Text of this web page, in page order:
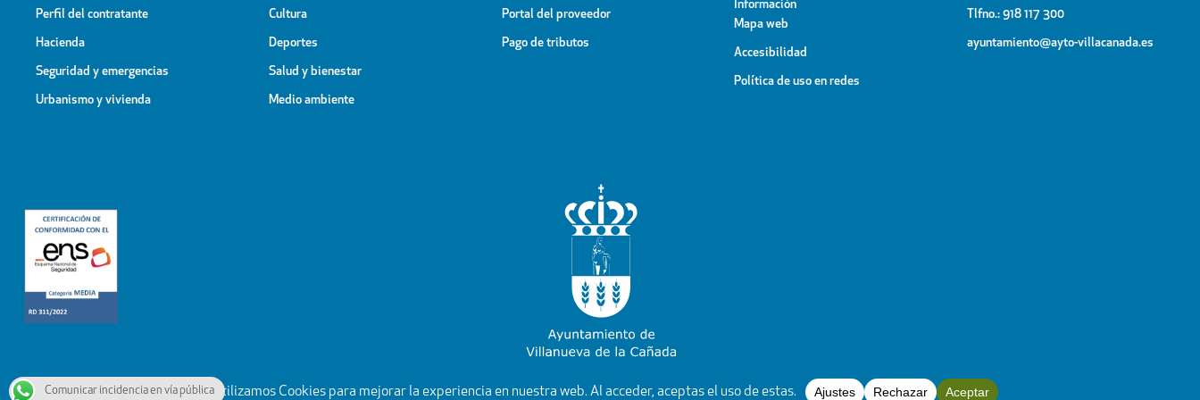
Perfil del contratante
Hacienda
Seguridad y emergencias
Urbanismo y vivienda
Cultura
Deportes
Salud y bienestar
Medio ambiente
Portal del proveedor
Pago de tributos
Información
Mapa web
Accesibilidad
Política de uso en redes
Tlfno.: 918 117 300
ayuntamiento@ayto-villacanada.es
YouTubeFacebookInstagram
X Rss
Comunicar incidencia en vía pública